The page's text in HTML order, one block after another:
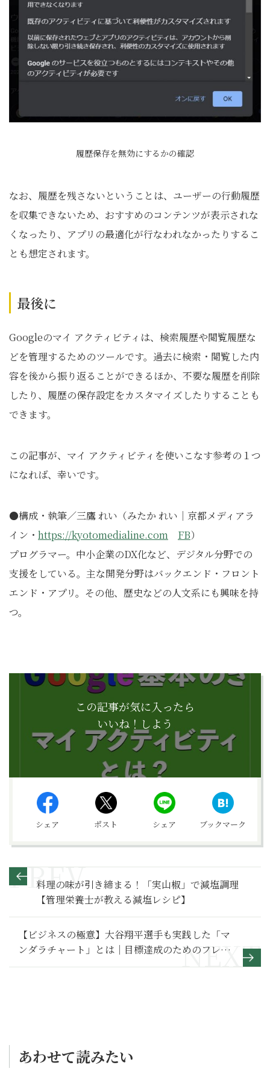
履歴保存を無効にするかの確認
なお、履歴を残さないということは、ユーザーの行動履歴
を収集できないため、おすすめのコンテンツが表示されな
くなったり、アプリの最適化が行なわれなかったりするこ
とも想定されます。
最後に
Googleのマイ アクティビティは、検索履歴や閲覧履歴な
どを管理するためのツールです。過去に検索・閲覧した内
容を後から振り返ることができるほか、不要な履歴を削除
したり、履歴の保存設定をカスタマイズしたりすることも
できます。
この記事が、マイ アクティビティを使いこなす参考の１つ
になれば、幸いです。
●構成・執筆／三鷹 れい（みたか れい｜京都メディアラ
イン・ https://kyotomedialine.com FB）
プログラマー。中小企業のDX化など、デジタル分野での
支援をしている。主な開発分野はバックエンド・フロント
エンド・アプリ。その他、歴史などの人文系にも興味を持
つ。
この記事が気に入ったら
いいね！しよう
シェア ポスト シェア ブックマーク
料理の味が引き締まる！「実山椒」で減塩調理
【管理栄養士が教える減塩レシピ】
【ビジネスの極意】大谷翔平選手も実践した「マ
ンダラチャート」とは｜目標達成のためのフレー
ムワークの使い方
あわせて読みたい